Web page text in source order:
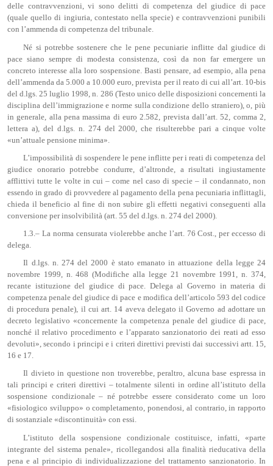
delle contravvenzioni, vi sono delitti di competenza del giudice di pace
(quale quello di ingiuria, contestato nella specie) e contravvenzioni punibili
con l’ammenda di competenza del tribunale.
Né si potrebbe sostenere che le pene pecuniarie inflitte dal giudice di
pace siano sempre di modesta consistenza, così da non far emergere un
concreto interesse alla loro sospensione. Basti pensare, ad esempio, alla pena
dell’ammenda da 5.000 a 10.000 euro, prevista per il reato di cui all’art. 10-bis
del d.lgs. 25 luglio 1998, n. 286 (Testo unico delle disposizioni concernenti la
disciplina dell’immigrazione e norme sulla condizione dello straniero), o, più
in generale, alla pena massima di euro 2.582, prevista dall’art. 52, comma 2,
lettera a), del d.lgs. n. 274 del 2000, che risulterebbe pari a cinque volte
«un’attuale pensione minima».
L’impossibilità di sospendere le pene inflitte per i reati di competenza del
giudice onorario potrebbe condurre, d’altronde, a risultati ingiustamente
afflittivi tutte le volte in cui – come nel caso di specie – il condannato, non
essendo in grado di provvedere al pagamento della pena pecuniaria inflittagli,
chieda il beneficio al fine di non subire gli effetti negativi conseguenti alla
conversione per insolvibilità (art. 55 del d.lgs. n. 274 del 2000).
1.3.– La norma censurata violerebbe anche l’art. 76 Cost., per eccesso di
delega.
Il d.lgs. n. 274 del 2000 è stato emanato in attuazione della legge 24
novembre 1999, n. 468 (Modifiche alla legge 21 novembre 1991, n. 374,
recante istituzione del giudice di pace. Delega al Governo in materia di
competenza penale del giudice di pace e modifica dell’articolo 593 del codice
di procedura penale), il cui art. 14 aveva delegato il Governo ad adottare un
decreto legislativo «concernente la competenza penale del giudice di pace,
nonché il relativo procedimento e l’apparato sanzionatorio dei reati ad esso
devoluti», secondo i principi e i criteri direttivi previsti dai successivi artt. 15,
16 e 17.
Il divieto in questione non troverebbe, peraltro, alcuna base espressa in
tali principi e criteri direttivi – totalmente silenti in ordine all’istituto della
sospensione condizionale – né potrebbe essere considerato come un loro
«fisiologico sviluppo» o completamento, ponendosi, al contrario, in rapporto
di sostanziale «discontinuità» con essi.
L’istituto della sospensione condizionale costituisce, infatti, «parte
integrante del sistema penale», ricollegandosi alla finalità rieducativa della
pena e al principio di individualizzazione del trattamento sanzionatorio. In